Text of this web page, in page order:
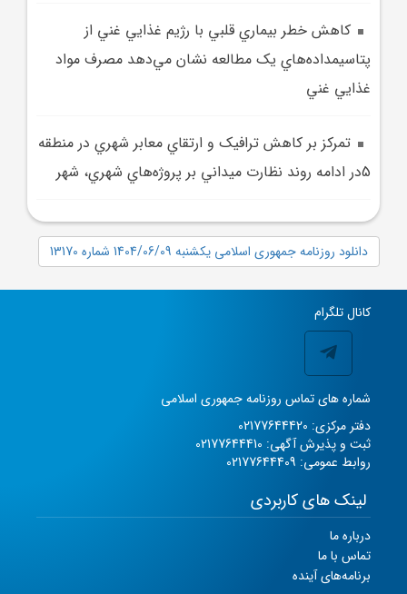
کاهش خطر بيماري‌ قلبي با رژيم غذايي غني از
پتاسيمداده‌هاي يک مطالعه نشان مي‌دهد مصرف مواد
غذايي غني
تمرکز بر کاهش ترافيک و ارتقاي معابر شهري در منطقه
5در ادامه روند نظارت ميداني بر پروژه‌هاي شهري، شهر
دانلود روزنامه جمهوری اسلامی یکشنبه 1404/06/09 شماره 13170
کانال تلگرام
شماره های تماس روزنامه جمهوری اسلامی
دفتر مرکزی: 02177644420
ثبت و پذیرش آگهی: 02177644410
روابط عمومی: 02177644409
لینک های کاربردی
درباره ما
تماس با ما
برنامه‌های آینده